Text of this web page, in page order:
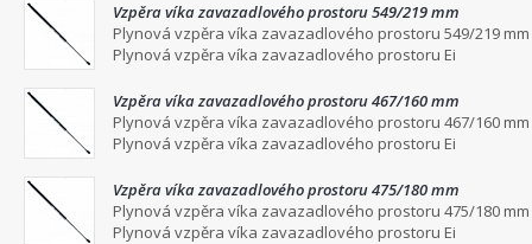
Vzpěra víka zavazadlového prostoru 549/219 mm
Plynová vzpěra víka zavazadlového prostoru 549/219 mm
Plynová vzpěra víka zavazadlového prostoru Ei
Vzpěra víka zavazadlového prostoru 467/160 mm
Plynová vzpěra víka zavazadlového prostoru 467/160 mm
Plynová vzpěra víka zavazadlového prostoru Ei
Vzpěra víka zavazadlového prostoru 475/180 mm
Plynová vzpěra víka zavazadlového prostoru 475/180 mm
Plynová vzpěra víka zavazadlového prostoru Ei